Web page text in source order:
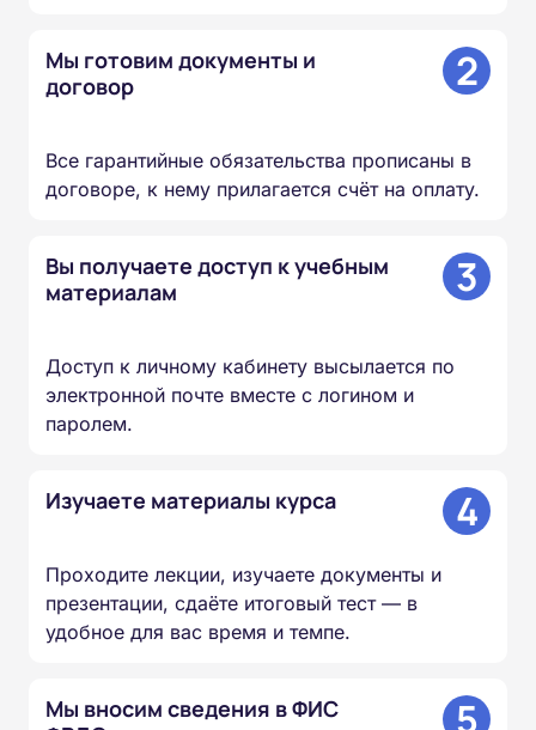
Мы готовим документы и
договор
2
Все гарантийные обязательства прописаны в
договоре, к нему прилагается счёт на оплату.
Вы получаете доступ к учебным
материалам
3
Доступ к личному кабинету высылается по
электронной почте вместе с логином и
паролем.
Изучаете материалы курса 4
Проходите лекции, изучаете документы и
презентации, сдаёте итоговый тест — в
удобное для вас время и темпе.
Мы вносим сведения в ФИС